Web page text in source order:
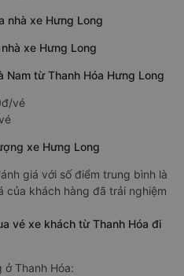
nhà xe Hưng Long
xe Hưng Long
Nam từ Thanh Hóa Hưng Long
vé
xe Hưng Long
giá với số điểm trung bình là
khách hàng đã trải nghiệm
vé xe khách từ Thanh Hóa đi
ở Thanh Hóa: